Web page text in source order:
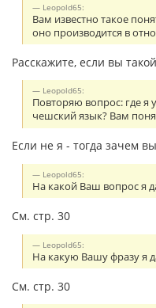
Leopold65:
Вам известно такое
оно производится в
Расскажите, если вы
Leopold65:
Повторяю вопрос: где я
чешский язык? Вам
Если не я - тогда зачем
Leopold65:
На какой Ваш вопрос я
См. стр. 30
Leopold65:
На какую Вашу фразу я
См. стр. 30